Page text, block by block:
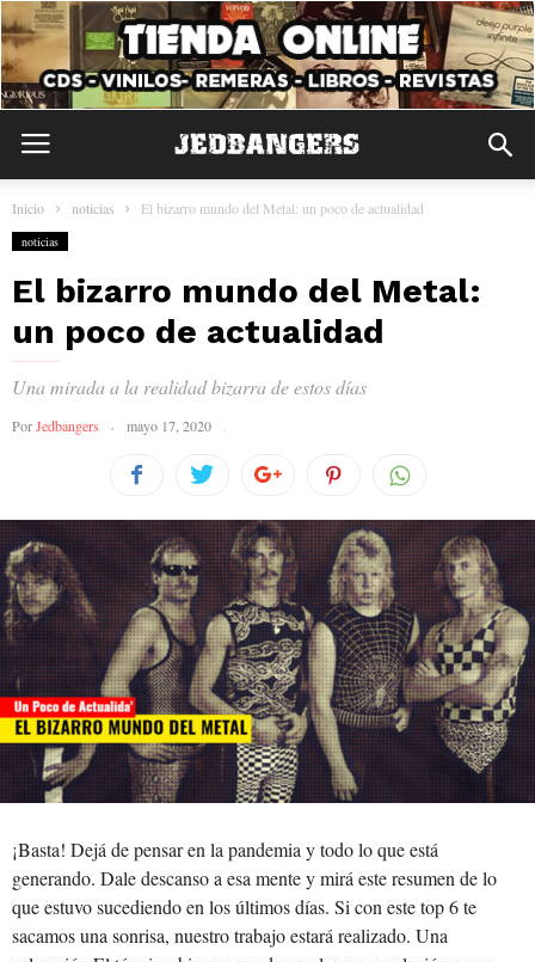
Inicio noticias El bizarro mundo del Metal: un poco de actualidad
noticias
El bizarro mundo del Metal:
un poco de actualidad
Una mirada a la realidad bizarra de estos días
PorJedbangers mayo 17, 2020
¡Basta! Dejá de pensar en la pandemia y todo lo que está
generando. Dale descanso a esa mente y mirá este resumen de lo
que estuvo sucediendo en los últimos días. Si con este top 6 te
sacamos una sonrisa, nuestro trabajo estará realizado. Una